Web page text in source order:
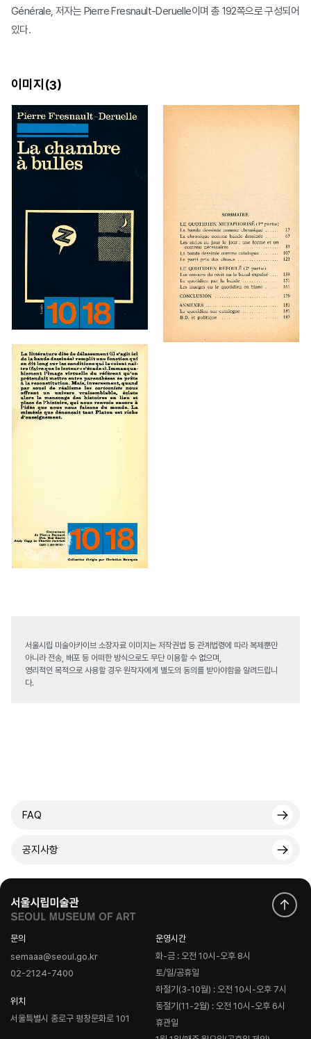
Générale, 저자는 Pierre Fresnault-Deruelle이며 총 192쪽으로 구성되어
있다.
이미지(3)
서울시립 미술아카이브 소장자료 이미지는 저작권법 등 관계법령에 따라 복제뿐만
아니라 전송, 배포 등 어떠한 방식으로도 무단 이용할 수 없으며,
영리적인 목적으로 사용할 경우 원작자에게 별도의 동의를 받아야함을 알려드립니
다.
FAQ
공지사항
문의
semaaa@seoul.go.kr
02-2124-7400
위치
서울특별시 종로구 평창문화로 101
운영시간
화-금 : 오전 10시-오후 8시
토/일/공휴일
하절기(3-10월) : 오전 10시-오후 7시
동절기(11-2월) : 오전 10시-오후 6시
휴관일